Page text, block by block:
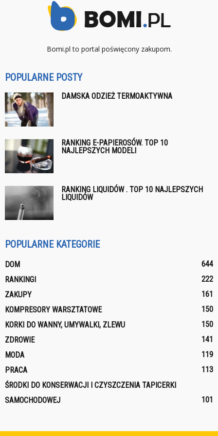
Bomi.pl to portal poświęcony zakupom.
POPULARNE POSTY
DAMSKA ODZIEŻ TERMOAKTYWNA
RANKING E-PAPIEROSÓW. TOP 10
NAJLEPSZYCH MODELI
RANKING LIQUIDÓW . TOP 10 NAJLEPSZYCH
LIQUIDÓW
POPULARNE KATEGORIE
DOM
644
RANKINGI
222
ZAKUPY
161
KOMPRESORY WARSZTATOWE
150
KORKI DO WANNY, UMYWALKI, ZLEWU
150
ZDROWIE
141
MODA
119
PRACA
113
ŚRODKI DO KONSERWACJI I CZYSZCZENIA TAPICERKI
SAMOCHODOWEJ
101